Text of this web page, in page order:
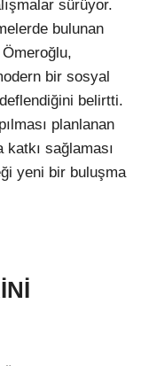
sürüyor.
bulunan
bir sosyal
belirtti.
planlanan
katkı sağlaması
yeni bir buluşma